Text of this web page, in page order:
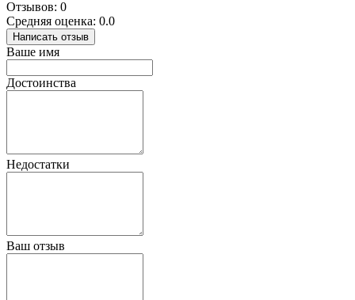
Отзывов: 0
Средняя оценка: 0.0
Написать отзыв
Ваше имя
Достоинства
Недостатки
Ваш отзыв